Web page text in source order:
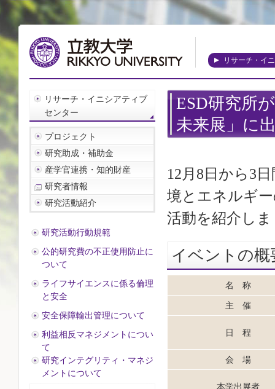
リサーチ・イ
ESD研究所
未来展」に
12月8日から3
境とエネルギ
活動を紹介し
イベントの概
名 称
主 催
日 程
会 場
本学出展者
リサーチ・イニシアティブ
センター
プロジェクト
研究助成・補助金
産学官連携・知的財産
研究者情報
研究活動紹介
研究活動行動規範
公的研究費の不正使用防止に
ついて
ライフサイエンスに係る倫理
と安全
安全保障輸出管理について
利益相反マネジメントについ
て
研究インテグリティ・マネジ
メントについて